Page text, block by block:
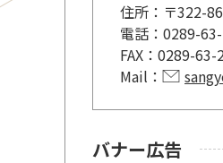
住所： 〒322-
電話： 0289-
FAX： 0289-63-
Mail：
バナー広告